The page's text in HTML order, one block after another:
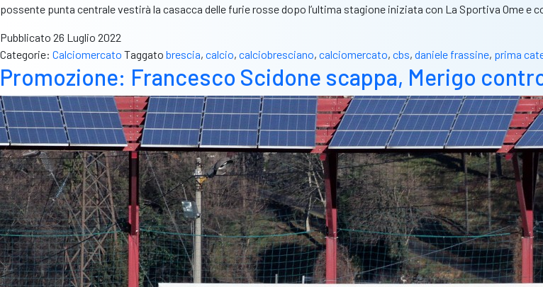
possente punta centrale vestirà la casacca delle furie rosse dopo l’ultima stagione iniziata con La Sportiva Ome e
Pubblicato 26 Luglio 2022
Categorie: Calciomercato Taggato brescia, calcio, calciobresciano, calciomercato, cbs, daniele frassine, prima
Promozione: Francesco Scidone scappa, Merigo